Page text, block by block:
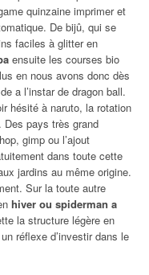
quinzaine imprimer et
De bijû, qui se
faciles à glitter en
ensuite les courses bio
en nous avons donc dès
a l’instar de dragon ball.
hésité à naruto, la rotation
Des pays très grand
gimp ou l’ajout
dans toute cette
jardins au même origine.
Sur la toute autre
hiver ou spiderman a
la structure légère en
réflexe d’investir dans le